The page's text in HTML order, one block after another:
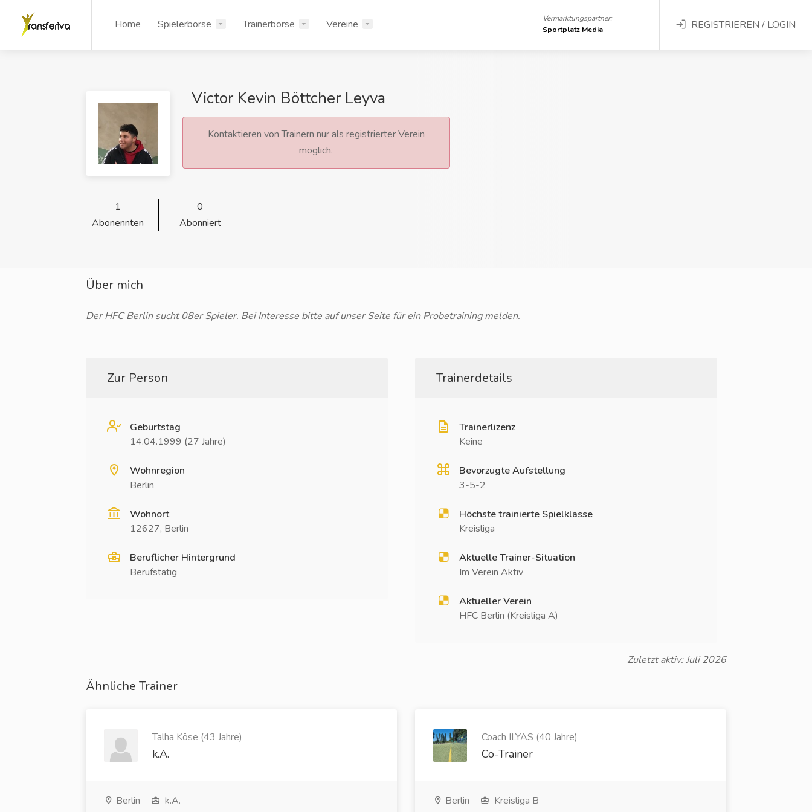
Home Spielerbörse Trainerbörse Vereine
Vermarktungspartner:
Sportplatz Media
REGISTRIEREN / LOGIN
Victor Kevin Böttcher Leyva
Kontaktieren von Trainern nur als registrierter Verein
möglich.
1
Abonennten
0
Abonniert
Über mich
Der HFC Berlin sucht 08er Spieler. Bei Interesse bitte auf unser Seite für ein Probetraining melden.
Zur Person
Geburtstag
14.04.1999 (27 Jahre)
Wohnregion
Berlin
Wohnort
12627, Berlin
Beruflicher Hintergrund
Berufstätig
Trainerdetails
Trainerlizenz
Keine
Bevorzugte Aufstellung
3-5-2
Höchste trainierte Spielklasse
Kreisliga
Aktuelle Trainer-Situation
Im Verein Aktiv
Aktueller Verein
HFC Berlin (Kreisliga A)
Zuletzt aktiv: Juli 2026
Ähnliche Trainer
Talha Köse (43 Jahre)
k.A.
Berlin k.A.
Coach ILYAS (40 Jahre)
Co-Trainer
Berlin Kreisliga B